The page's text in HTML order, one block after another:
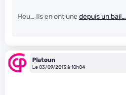
Heu… Ils en ont une depuis un bail…
Platoun
Le 03/09/2013 à 10h04